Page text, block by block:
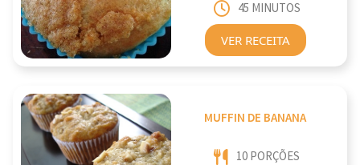
45 MINUTOS
VER RECEITA
MUFFIN DE BANANA
10 PORÇÕES